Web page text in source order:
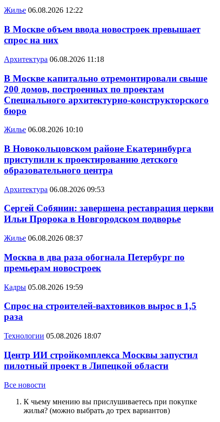
Жилье 06.08.2026 12:22
В Москве объем ввода новостроек превышает
спрос на них
Архитектура 06.08.2026 11:18
В Москве капитально отремонтировали свыше
200 домов, построенных по проектам
Специального архитектурно-конструкторского
бюро
Жилье 06.08.2026 10:10
В Новокольцовском районе Екатеринбурга
приступили к проектированию детского
образовательного центра
Архитектура 06.08.2026 09:53
Сергей Собянин: завершена реставрация церкви
Ильи Пророка в Новгородском подворье
Жилье 06.08.2026 08:37
Москва в два раза обогнала Петербург по
премьерам новостроек
Кадры 05.08.2026 19:59
Спрос на строителей-вахтовиков вырос в 1,5
раза
Технологии 05.08.2026 18:07
Центр ИИ стройкомплекса Москвы запустил
пилотный проект в Липецкой области
Все новости
К чьему мнению вы прислушиваетесь при покупке
жилья? (можно выбрать до трех вариантов)